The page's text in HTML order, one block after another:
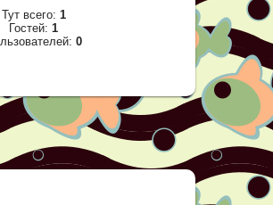
Тут всего: 1
Гостей: 1
0